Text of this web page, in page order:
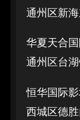
通州区新
华夏天合
通州区台
恒华国际
西城区德